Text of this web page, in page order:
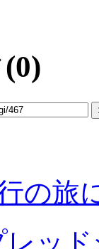
の旅
レッ